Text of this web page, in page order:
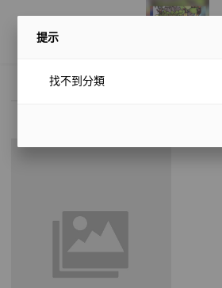
提示
找不到分類